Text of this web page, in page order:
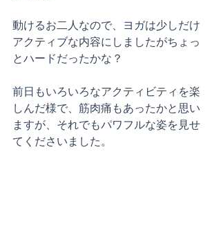
動けるお二人なので、ヨガは少しだけ
アクティブな内容にしましたがちょっ
とハードだったかな？
前日もいろいろなアクティビティを楽
しんだ様で、筋肉痛もあったかと思い
ますが、それでもパワフルな姿を見せ
てくださいました。